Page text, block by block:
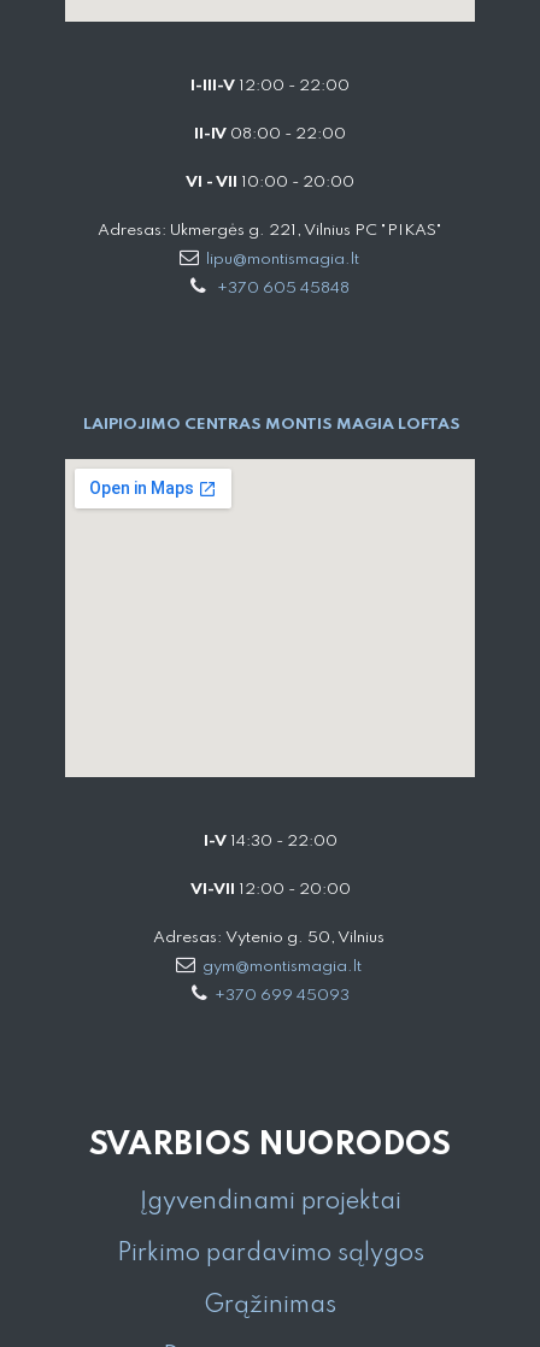
I-III-V 12:00 - 22:00
II-IV 08:00 - 22:00
VI - VII 10:00 - 20:00
Adresas: Ukmergės g. 221, Vilnius PC "PIKAS"
lipu@montismagia.lt
+370 605 45848
LAIPIOJIMO CENTRAS MONTIS MAGIA LOFTAS
I-V14:30 - 22:00
VI-VII 12:00 - 20:00
Adresas: Vytenio g. 50, Vilnius
gym@montismagia.lt
+370 699 45093
SVARBIOS NUORODOS
Įgyvendinami projektai
Pirkimo pardavimo sąlygos
Grąžinimas